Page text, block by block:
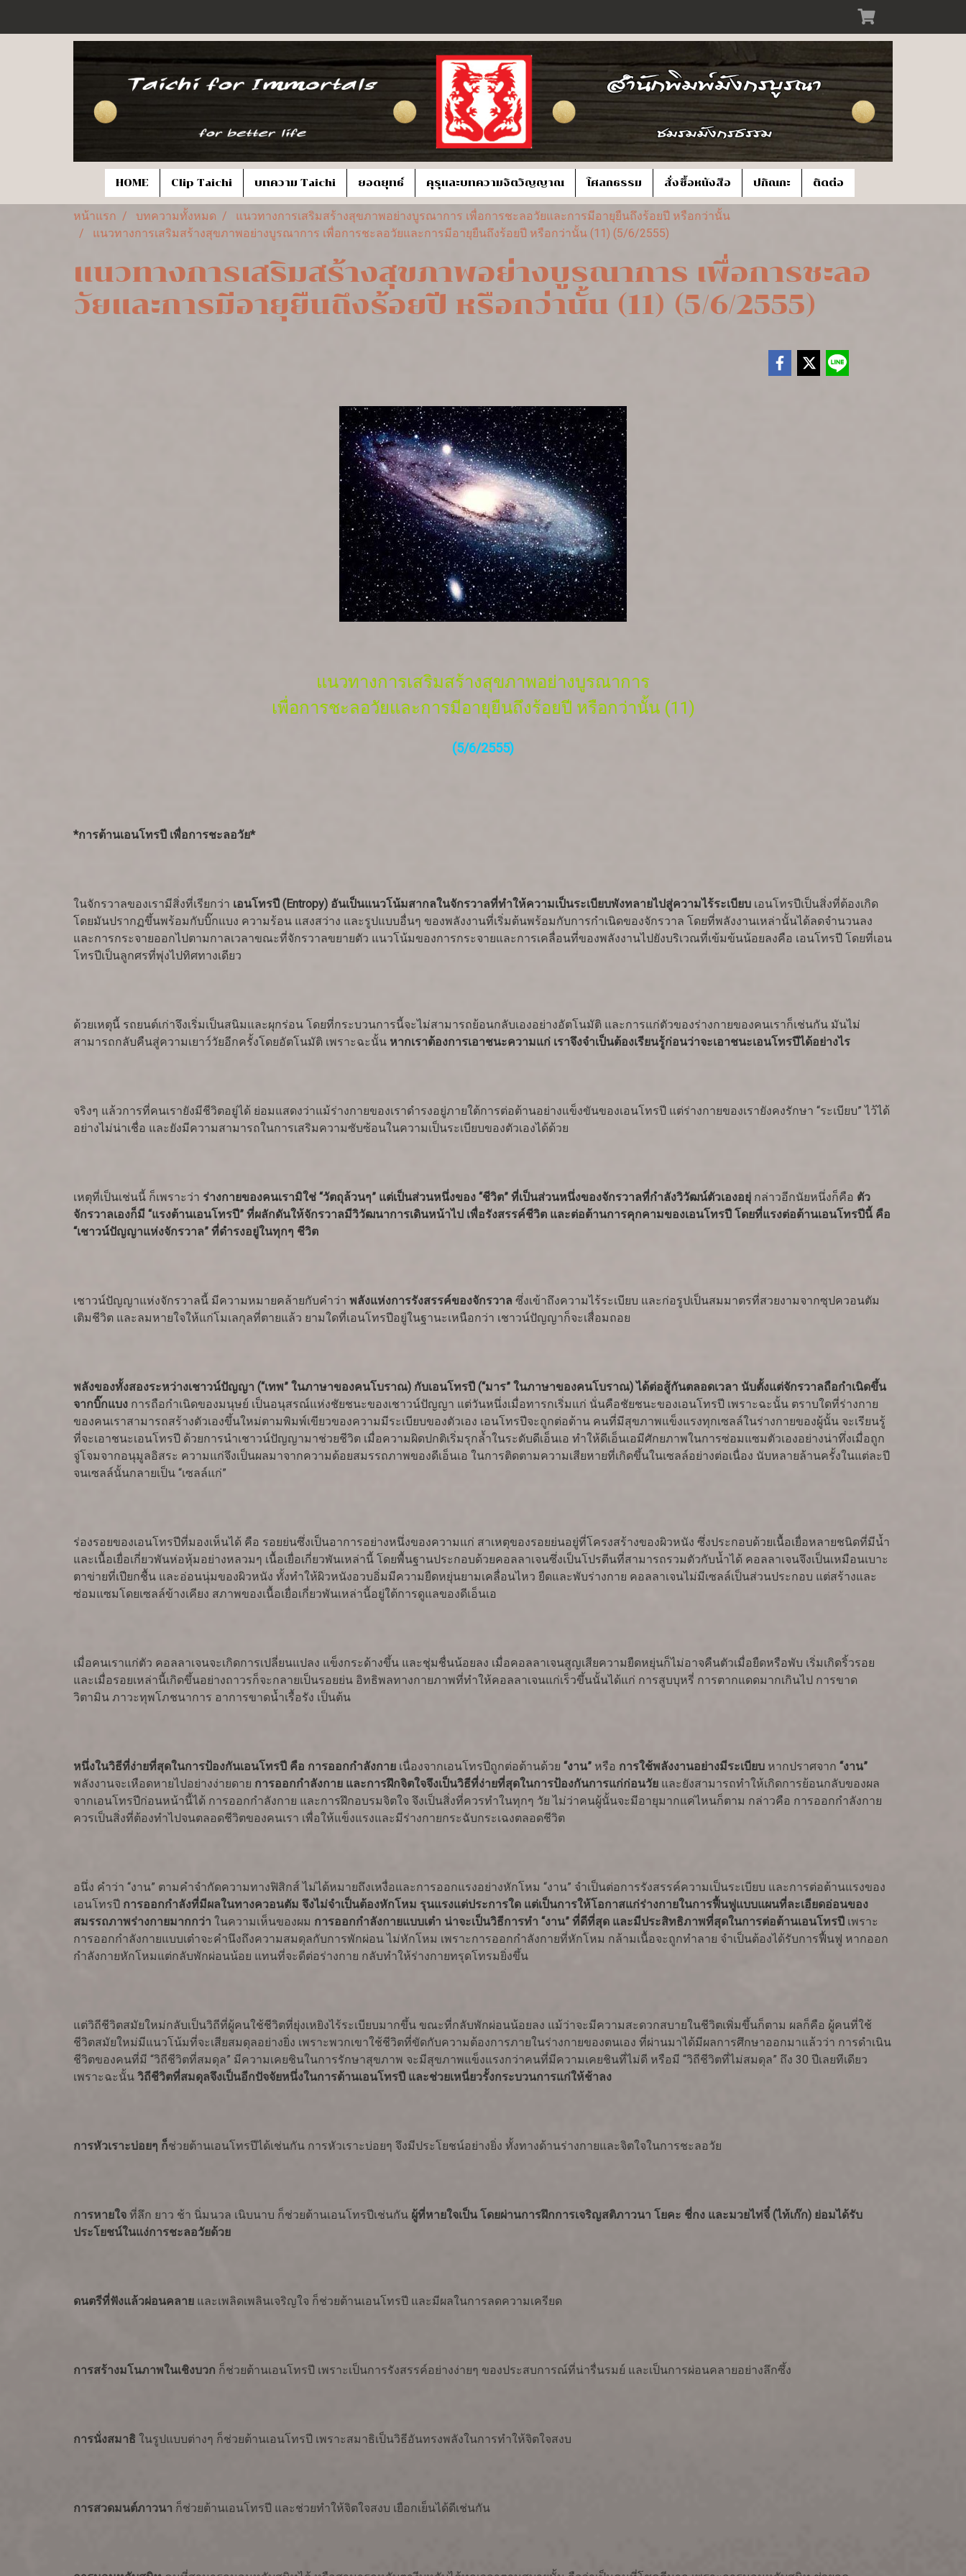
HOME Clip Taichi บทความ Taichi ยอดยุทธ์ คุรุและบทความจิตวิญญาณ โศลกธรรม สั่งซื้อหนังสือ ปกิณกะ ติดต่อ
หน้าแรก บทความทั้งหมด
แนวทางการเสริมสร้างสุขภาพอย่างบูรณาการ เพื่อการชะลอวัยและการมีอายุยืนถึงร้อยปี หรือกว่านั้น
แนวทางการเสริมสร้างสุขภาพอย่างบูรณาการ เพื่อการชะลอวัยและการมีอายุยืนถึงร้อยปี หรือกว่านั้น (11) (5/6/2555)
แนวทางการเสริมสร้างสุขภาพอย่างบูรณาการ เพื่อการชะลอ
วัยและการมีอายุยืนถึงร้อยปี หรือกว่านั้น (11) (5/6/2555)
แนวทางการเสริมสร้างสุขภาพอย่างบูรณาการ
เพื่อการชะลอวัยและการมีอายุยืนถึงร้อยปี หรือกว่านั้น (11)
(5/6/2555)
*การต้านเอนโทรปี เพื่อการชะลอวัย*
ในจักรวาลของเรามีสิ่งที่เรียกว่า เอนโทรปี (Entropy) อันเป็นแนวโน้มสากลในจักรวาลที่ทำให้ความเป็นระเบียบพังทลายไปสู่ความไร้ระเบียบ เอนโทรปีเป็นสิ่งที่ต้องเกิด
โดยมันปรากฏขึ้นพร้อมกับบิ๊กแบง ความร้อน แสงสว่าง และรูปแบบอื่นๆ ของพลังงานที่เริ่มต้นพร้อมกับการกำเนิดของจักรวาล โดยที่พลังงานเหล่านั้นได้ลดจำนวนลง
และการกระจายออกไปตามกาลเวลาขณะที่จักรวาลขยายตัว แนวโน้มของการกระจายและการเคลื่อนที่ของพลังงานไปยังบริเวณที่เข้มข้นน้อยลงคือ เอนโทรปี โดยที่เอน
โทรปีเป็นลูกศรที่พุ่งไปทิศทางเดียว
ด้วยเหตุนี้ รถยนต์เก่าจึงเริ่มเป็นสนิมและผุกร่อน โดยที่กระบวนการนี้จะไม่สามารถย้อนกลับเองอย่างอัตโนมัติ และการแก่ตัวของร่างกายของคนเราก็เช่นกัน มันไม่
สามารถกลับคืนสู่ความเยาว์วัยอีกครั้งโดยอัตโนมัติ เพราะฉะนั้น หากเราต้องการเอาชนะความแก่ เราจึงจำเป็นต้องเรียนรู้ก่อนว่าจะเอาชนะเอนโทรปีได้อย่างไร
จริงๆ แล้วการที่คนเรายังมีชีวิตอยู่ได้ ย่อมแสดงว่าแม้ร่างกายของเราดำรงอยู่ภายใต้การต่อต้านอย่างแข็งขันของเอนโทรปี แต่ร่างกายของเรายังคงรักษา “ระเบียบ” ไว้ได้
อย่างไม่น่าเชื่อ และยังมีความสามารถในการเสริมความซับซ้อนในความเป็นระเบียบของตัวเองได้ด้วย
เหตุที่เป็นเช่นนี้ ก็เพราะว่า ร่างกายของคนเรามิใช่ “วัตถุล้วนๆ” แต่เป็นส่วนหนึ่งของ “ชีวิต” ที่เป็นส่วนหนึ่งของจักรวาลที่กำลังวิวัฒน์ตัวเองอยุ่ กล่าวอีกนัยหนึ่งก็คือ ตัว
จักรวาลเองก็มี “แรงต้านเอนโทรปี” ที่ผลักดันให้จักรวาลมีวิวัฒนาการเดินหน้าไป เพื่อรังสรรค์ชีวิต และต่อต้านการคุกคามของเอนโทรปี โดยที่แรงต่อต้านเอนโทรปีนี้ คือ
“เชาวน์ปัญญาแห่งจักรวาล” ที่ดำรงอยู่ในทุกๆ ชีวิต
เชาวน์ปัญญาแห่งจักรวาลนี้ มีความหมายคล้ายกับคำว่า พลังแห่งการรังสรรค์ของจักรวาล ซึ่งเข้าถึงความไร้ระเบียบ และก่อรูปเป็นสมมาตรที่สวยงามจากซุปควอนตัม
เติมชีวิต และลมหายใจให้แก่โมเลกุลที่ตายแล้ว ยามใดที่เอนโทรปีอยู่ในฐานะเหนือกว่า เชาวน์ปัญญาก็จะเสื่อมถอย
พลังของทั้งสองระหว่างเชาวน์ปัญญา (“เทพ” ในภาษาของคนโบราณ) กับเอนโทรปี (“มาร” ในภาษาของคนโบราณ) ได้ต่อสู้กันตลอดเวลา นับตั้งแต่จักรวาลถือกำเนิดขึ้น
จากบิ๊กแบง การถือกำเนิดของมนุษย์ เป็นอนุสรณ์แห่งชัยชนะของเชาวน์ปัญญา แต่วันหนึ่งเมื่อทารกเริ่มแก่ นั่นคือชัยชนะของเอนโทรปี เพราะฉะนั้น ตราบใดที่ร่างกาย
ของคนเราสามารถสร้างตัวเองขึ้นใหม่ตามพิมพ์เขียวของความมีระเบียบของตัวเอง เอนโทรปีจะถูกต่อต้าน คนที่มีสุขภาพแข็งแรงทุกเซลล์ในร่างกายของผู้นั้น จะเรียนรู้
ที่จะเอาชนะเอนโทรปี ด้วยการนำเชาวน์ปัญญามาช่วยชีวิต เมื่อความผิดปกติเริ่มรุกล้ำในระดับดีเอ็นเอ ทำให้ดีเอ็นเอมีศักยภาพในการซ่อมแซมตัวเองอย่างน่าทึ่งเมื่อถูก
จู่โจมจากอนุมูลอิสระ ความแก่จึงเป็นผลมาจากความด้อยสมรรถภาพของดีเอ็นเอ ในการติดตามความเสียหายที่เกิดขึ้นในเซลล์อย่างต่อเนื่อง นับหลายล้านครั้งในแต่ละปี
จนเซลล์นั้นกลายเป็น “เซลล์แก่”
ร่องรอยของเอนโทรปีที่มองเห็นได้ คือ รอยย่นซึ่งเป็นอาการอย่างหนึ่งของความแก่ สาเหตุของรอยย่นอยู่ที่โครงสร้างของผิวหนัง ซึ่งประกอบด้วยเนื้อเยื่อหลายชนิดที่มีน้ำ
และเนื้อเยื่อเกี่ยวพันห่อหุ้มอย่างหลวมๆ เนื้อเยื่อเกี่ยวพันเหล่านี้ โดยพื้นฐานประกอบด้วยคอลลาเจนซึ่งเป็นโปรตีนที่สามารถรวมตัวกับน้ำได้ คอลลาเจนจึงเป็นเหมือนเบาะ
ตาข่ายที่เปียกชื้น และอ่อนนุ่มของผิวหนัง ทั้งทำให้ผิวหนังอวบอิ่มมีความยืดหยุ่นยามเคลื่อนไหว ยืดและพับร่างกาย คอลลาเจนไม่มีเซลล์เป็นส่วนประกอบ แต่สร้างและ
ซ่อมแซมโดยเซลล์ข้างเคียง สภาพของเนื้อเยื่อเกี่ยวพันเหล่านี้อยู่ใต้การดูแลของดีเอ็นเอ
เมื่อคนเราแก่ตัว คอลลาเจนจะเกิดการเปลี่ยนแปลง แข็งกระด้างขึ้น และชุ่มชื่นน้อยลง เมื่อคอลลาเจนสูญเสียความยืดหยุ่นก็ไม่อาจคืนตัวเมื่อยืดหรือพับ เริ่มเกิดริ้วรอย
และเมื่อรอยเหล่านี้เกิดขึ้นอย่างถาวรก็จะกลายเป็นรอยย่น อิทธิพลทางกายภาพที่ทำให้คอลลาเจนแก่เร็วขึ้นนั้นได้แก่ การสูบบุหรี่ การตากแดดมากเกินไป การขาด
วิตามิน ภาวะทุพโภชนาการ อาการขาดน้ำเรื้อรัง เป็นต้น
หนึ่งในวิธีที่ง่ายที่สุดในการป้องกันเอนโทรปี คือ การออกกำลังกาย เนื่องจากเอนโทรปีถูกต่อต้านด้วย “งาน” หรือ การใช้พลังงานอย่างมีระเบียบ หากปราศจาก “งาน”
พลังงานจะเหือดหายไปอย่างง่ายดาย การออกกำลังกาย และการฝึกจิตใจจึงเป็นวิธีที่ง่ายที่สุดในการป้องกันการแก่ก่อนวัย และยังสามารถทำให้เกิดการย้อนกลับของผล
จากเอนโทรปีก่อนหน้านี้ได้ การออกกำลังกาย และการฝึกอบรมจิตใจ จึงเป็นสิ่งที่ควรทำในทุกๆ วัย ไม่ว่าคนผู้นั้นจะมีอายุมากแค่ไหนก็ตาม กล่าวคือ การออกกำลังกาย
ควรเป็นสิ่งที่ต้องทำไปจนตลอดชีวิตของคนเรา เพื่อให้แข็งแรงและมีร่างกายกระฉับกระเฉงตลอดชีวิต
อนึ่ง คำว่า “งาน” ตามคำจำกัดความทางฟิสิกส์ ไม่ได้หมายถึงเหงื่อและการออกแรงอย่างหักโหม “งาน” จำเป็นต่อการรังสรรค์ความเป็นระเบียบ และการต่อต้านแรงของ
เอนโทรปี การออกกำลังที่มีผลในทางควอนตัม จึงไม่จำเป็นต้องหักโหม รุนแรงแต่ประการใด แต่เป็นการให้โอกาสแก่ร่างกายในการฟื้นฟูแบบแผนที่ละเอียดอ่อนของ
สมรรถภาพร่างกายมากกว่า ในความเห็นของผม การออกกำลังกายแบบเต๋า น่าจะเป็นวิธีการทำ “งาน” ที่ดีที่สุด และมีประสิทธิภาพที่สุดในการต่อต้านเอนโทรปี เพราะ
การออกกำลังกายแบบเต๋าจะคำนึงถึงความสมดุลกับการพักผ่อน ไม่หักโหม เพราะการออกกำลังกายที่หักโหม กล้ามเนื้อจะถูกทำลาย จำเป็นต้องได้รับการฟื้นฟู หากออก
กำลังกายหักโหมแต่กลับพักผ่อนน้อย แทนที่จะดีต่อร่างกาย กลับทำให้ร่างกายทรุดโทรมยิ่งขึ้น
แต่วิถีชีวิตสมัยใหม่กลับเป็นวิถีที่ผู้คนใช้ชีวิตที่ยุ่งเหยิงไร้ระเบียบมากขึ้น ขณะที่กลับพักผ่อนน้อยลง แม้ว่าจะมีความสะดวกสบายในชีวิตเพิ่มขึ้นก็ตาม ผลก็คือ ผู้คนที่ใช้
ชีวิตสมัยใหม่มีแนวโน้มที่จะเสียสมดุลอย่างยิ่ง เพราะพวกเขาใช้ชีวิตที่ขัดกับความต้องการภายในร่างกายของตนเอง ที่ผ่านมาได้มีผลการศึกษาออกมาแล้วว่า การดำเนิน
ชีวิตของคนที่มี “วิถีชีวิตที่สมดุล” มีความเคยชินในการรักษาสุขภาพ จะมีสุขภาพแข็งแรงกว่าคนที่มีความเคยชินที่ไม่ดี หรือมี “วิถีชีวิตที่ไม่สมดุล” ถึง 30 ปีเลยทีเดียว
เพราะฉะนั้น วิถีชีวิตที่สมดุลจึงเป็นอีกปัจจัยหนึ่งในการต้านเอนโทรปี และช่วยเหนี่ยวรั้งกระบวนการแก่ให้ช้าลง
การหัวเราะบ่อยๆ ก็ช่วยต้านเอนโทรปีได้เช่นกัน การหัวเราะบ่อยๆ จึงมีประโยชน์อย่างยิ่ง ทั้งทางด้านร่างกายและจิตใจในการชะลอวัย
การหายใจ ที่ลึก ยาว ช้า นิ่มนวล เนิบนาบ ก็ช่วยต้านเอนโทรปีเช่นกัน ผู้ที่หายใจเป็น โดยผ่านการฝึกการเจริญสติภาวนา โยคะ ชี่กง และมวยไท่จี๋ (ไท้เก๊ก) ย่อมได้รับ
ประโยชน์ในแง่การชะลอวัยด้วย
ดนตรีที่ฟังแล้วผ่อนคลาย และเพลิดเพลินเจริญใจ ก็ช่วยต้านเอนโทรปี และมีผลในการลดความเครียด
การสร้างมโนภาพในเชิงบวก ก็ช่วยต้านเอนโทรปี เพราะเป็นการรังสรรค์อย่างง่ายๆ ของประสบการณ์ที่น่ารื่นรมย์ และเป็นการผ่อนคลายอย่างลึกซึ้ง
การนั่งสมาธิ ในรูปแบบต่างๆ ก็ช่วยต้านเอนโทรปี เพราะสมาธิเป็นวิธีอันทรงพลังในการทำให้จิตใจสงบ
การสวดมนต์ภาวนา ก็ช่วยต้านเอนโทรปี และช่วยทำให้จิตใจสงบ เยือกเย็นได้ดีเช่นกัน